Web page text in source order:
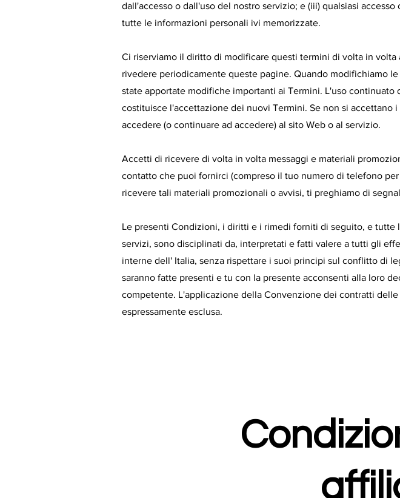
dall'accesso o dall'uso del nostro servizio; e (iii) qualsiasi
tutte le informazioni personali ivi memorizzate.
Ci riserviamo il diritto di modificare questi termini di volta in volta
rivedere periodicamente queste pagine. Quando modifichiamo
state apportate modifiche importanti ai Termini. L'uso
costituisce l'accettazione dei nuovi Termini. Se non si
accedere (o continuare ad accedere) al sito Web o al servizio.
Accetti di ricevere di volta in volta messaggi e materiali
contatto che puoi fornirci (compreso il tuo numero di telefono
ricevere tali materiali promozionali o avvisi, ti preghiamo di
Le presenti Condizioni, i diritti e i rimedi forniti di seguito, e
servizi, sono disciplinati da, interpretati e fatti valere a tutti gli
interne dell' Italia, senza rispettare i suoi principi sul conflitto di
saranno fatte presenti e tu con la presente acconsenti alla loro
competente. L'applicazione della Convenzione dei contratti
espressamente esclusa.